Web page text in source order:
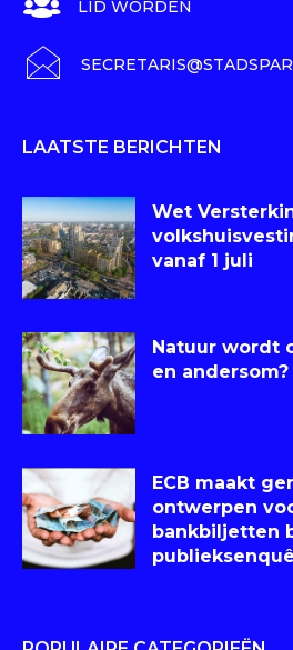
LID WORDEN
LAATSTE BERICHTEN
Wet
vanaf 1 juli
Natuur wordt
en andersom?
ECB maakt
ontwerpen
bankbiljetten